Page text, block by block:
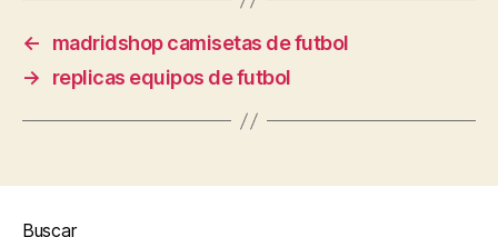
←
madridshop camisetas de futbol
→
replicas equipos de futbol
Buscar